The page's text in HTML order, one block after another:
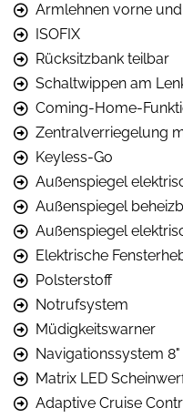
Armlehnen vorne
ISOFIX
Rücksitzbank teilbar
Schaltwippen am
Coming-Home-
Zentralverriegelung
Keyless-Go
Außenspiegel
Außenspiegel
Außenspiegel
Elektrische
Polsterstoff
Notrufsystem
Müdigkeitswarner
Navigationssystem 8"
Matrix LED
Adaptive Cruise